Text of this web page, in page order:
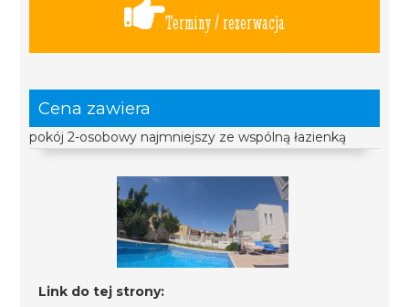
Terminy / rezerwacja
Cena zawiera
pokój 2-osobowy najmniejszy ze wspólną łazienką
Link do tej strony: